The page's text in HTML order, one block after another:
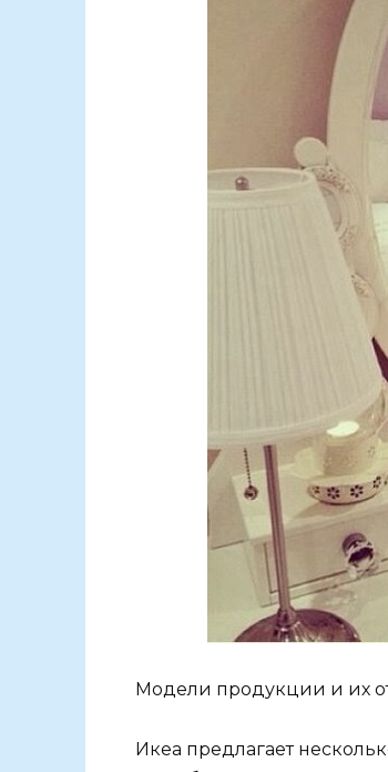
Модели продукции и их
Икеа предлагает